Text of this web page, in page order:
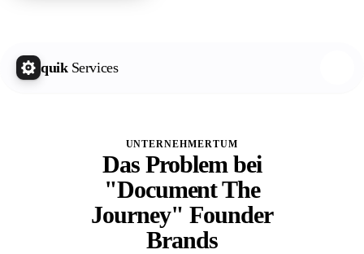
quik Services
UNTERNEHMERTUM
Das Problem bei
"Document The
Journey" Founder
Brands